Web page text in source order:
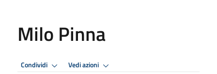
Milo Pinna
Condividi Vedi azioni